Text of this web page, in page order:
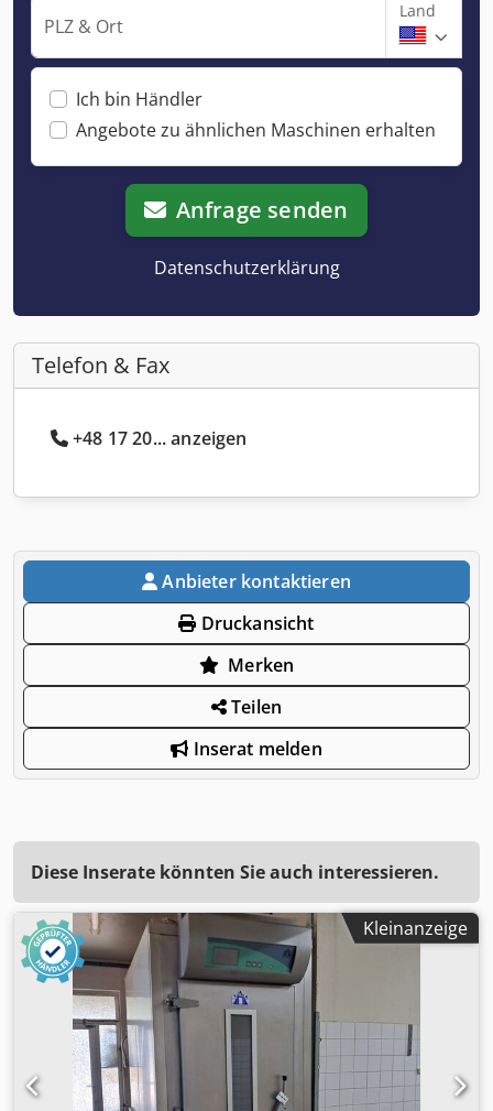
PLZ & Ort
Land
Ich bin Händler
Angebote zu ähnlichen Maschinen erhalten
Anfrage senden
Datenschutzerklärung
Telefon & Fax
+48 17 20... anzeigen
Anbieter kontaktieren
Druckansicht
Merken
Teilen
Inserat melden
Diese Inserate könnten Sie auch interessieren.
Kleinanzeige